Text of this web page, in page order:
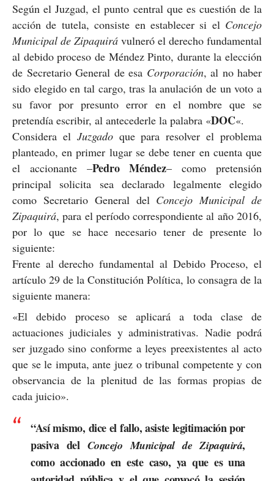
Según el Juzgad, el punto central que es cuestión de la
acción de tutela, consiste en establecer si el Concejo
Municipal de Zipaquirá vulneró el derecho fundamental
al debido proceso de Méndez Pinto, durante la elección
de Secretario General de esa Corporación, al no haber
sido elegido en tal cargo, tras la anulación de un voto a
su favor por presunto error en el nombre que se
pretendía escribir, al antecederle la palabra «DOC«.
Considera el Juzgadoque para resolver el problema
planteado, en primer lugar se debe tener en cuenta que
el accionante –Pedro Méndez– como pretensión
principal solicita sea declarado legalmente elegido
como Secretario General del Concejo Municipal de
Zipaquirá, para el período correspondiente al año 2016,
por lo que se hace necesario tener de presente lo
siguiente:
Frente al derecho fundamental al Debido Proceso, el
artículo 29 de la Constitución Política, lo consagra de la
siguiente manera:
«El debido proceso se aplicará a toda clase de
actuaciones judiciales y administrativas. Nadie podrá
ser juzgado sino conforme a leyes preexistentes al acto
que se le imputa, ante juez o tribunal competente y con
observancia de la plenitud de las formas propias de
cada juicio».
“Así mismo, dice el fallo, asiste legitimación por
pasiva del Concejo Municipal de Zipaquirá,
como accionado en este caso, ya que es una